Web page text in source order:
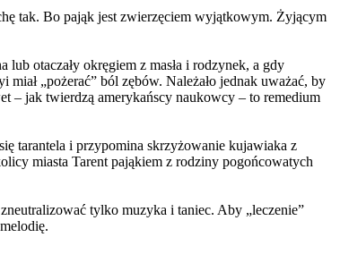
tak. Bo pająk jest zwierzęciem wyjątkowym. Żyjącym
lub otaczały okręgiem z masła i rodzynek, a gdy
„pożerać” ból zębów. Należało jednak uważać, by
– jak twierdzą amerykańscy naukowcy – to remedium
tarantela i przypomina skrzyżowanie kujawiaka z
miasta Tarent pająkiem z rodziny pogońcowatych
tylko muzyka i taniec. Aby „leczenie”